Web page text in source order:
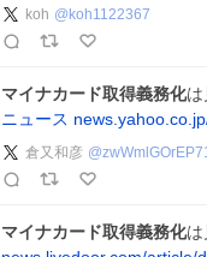
koh @ koh1122367
マイナカード取得義務化
ニュース
倉又和彦 @
マイナカード取得義務化